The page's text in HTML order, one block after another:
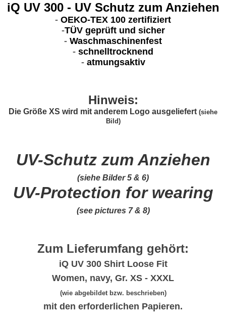
iQ UV 300 - UV Schutz zum Anziehen
- OEKO-TEX 100 zertifiziert
-TÜV geprüft und sicher
- Waschmaschinenfest
- schnelltrocknend
-atmungsaktiv
Hinweis:
Die Größe XS wird mit anderem Logo ausgeliefert (siehe
Bild)
UV-Schutz zum Anziehen
(siehe Bilder 5 & 6)
UV-Protection for wearing
(see pictures 7 & 8)
Zum Lieferumfang gehört:
iQ UV 300 Shirt Loose Fit
Women, navy, Gr. XS - XXXL
(wie abgebildet bzw. beschrieben)
mit den erforderlichen Papieren.